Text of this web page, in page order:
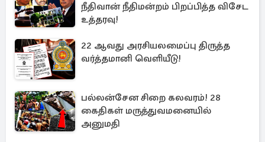
நீதிவான் நீதிமன்றம் பிறப்பித்த விசேட
உத்தரவு!
22 ஆவது அரசியலமைப்பு திருத்த
வர்த்தமானி வெளியீடு!
பல்லன்சேன சிறை கலவரம்! 28
கைதிகள் மருத்துவமனையில்
அனுமதி